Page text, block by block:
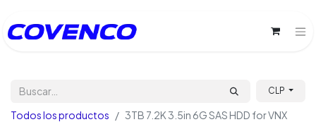
CLP
Todos los productos 3TB 7.2K 3.5in 6G SAS HDD for VNX